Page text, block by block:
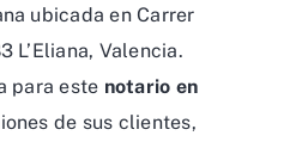
ubicada en Carrer
L’Eliana, Valencia.
para este notario en
de sus clientes,